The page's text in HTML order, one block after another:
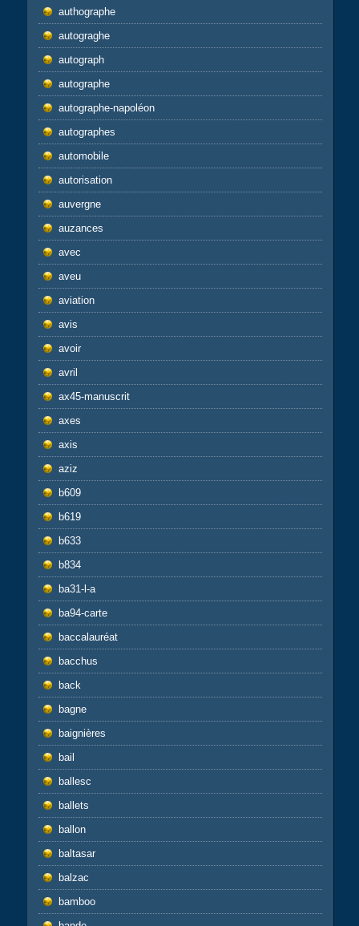
authographe
autograghe
autograph
autographe
autographe-napoléon
autographes
automobile
autorisation
auvergne
auzances
avec
aveu
aviation
avis
avoir
avril
ax45-manuscrit
axes
axis
aziz
b609
b619
b633
b834
ba31-l-a
ba94-carte
baccalauréat
bacchus
back
bagne
baignières
bail
ballesc
ballets
ballon
baltasar
balzac
bamboo